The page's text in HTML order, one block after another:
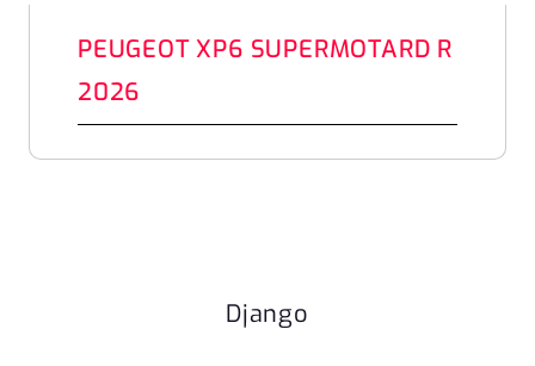
PEUGEOT XP6 SUPERMOTARD R
2026
Django